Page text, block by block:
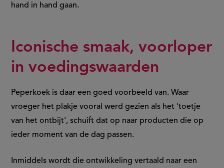
hand in hand gaan.
Iconische smaak, voorloper
in voedingswaarden
Peperkoek is daar een goed voorbeeld van. Waar
vroeger het plakje vooral werd gezien als het 'toetje
van het ontbijt', schuift dat op naar producten die op
ieder moment van de dag passen.
Inmiddels wordt die ontwikkeling vertaald naar een